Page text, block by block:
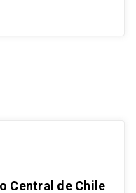
Central de Chile